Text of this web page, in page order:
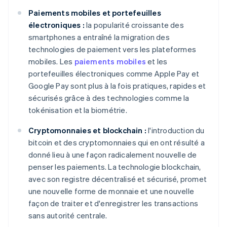
Paiements mobiles et portefeuilles
électroniques : la popularité croissante des
smartphones a entraîné la migration des
technologies de paiement vers les plateformes
mobiles. Les paiements mobiles et les
portefeuilles électroniques comme Apple Pay et
Google Pay sont plus à la fois pratiques, rapides et
sécurisés grâce à des technologies comme la
tokénisation et la biométrie.
Cryptomonnaies et blockchain : l'introduction du
bitcoin et des cryptomonnaies qui en ont résulté a
donné lieu à une façon radicalement nouvelle de
penser les paiements. La technologie blockchain,
avec son registre décentralisé et sécurisé, promet
une nouvelle forme de monnaie et une nouvelle
façon de traiter et d'enregistrer les transactions
sans autorité centrale.